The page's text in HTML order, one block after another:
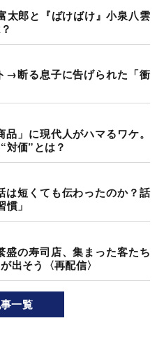
太郎と『ばけばけ』小泉八雲
→断る息子に告げられた「衝
」に現代人がハマるワケ。
対価”とは？
は短くても伝わったのか？話
」
盛の寿司店、集まった客たち
出そう〈再配信〉
一覧